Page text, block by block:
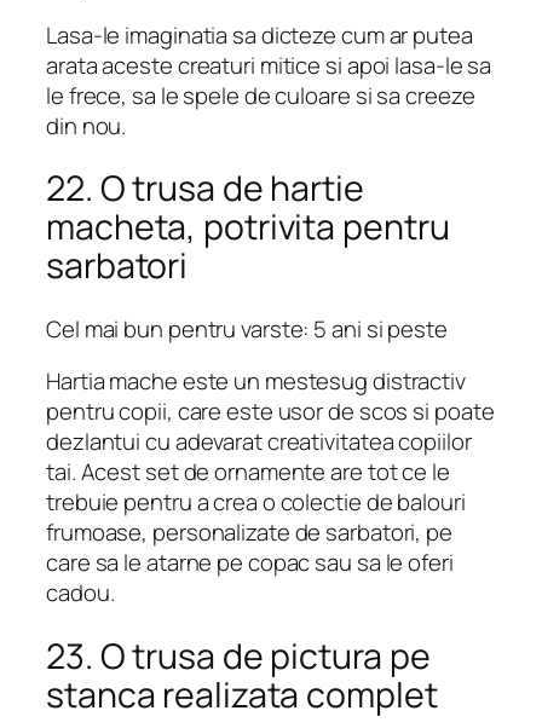
Lasa-le imaginatia sa dicteze cum ar putea
arata aceste creaturi mitice si apoi lasa-le sa
le frece, sa le spele de culoare si sa creeze
din nou.
22. O trusa de hartie
macheta, potrivita pentru
sarbatori
Cel mai bun pentru varste: 5 ani si peste
Hartia mache este un mestesug distractiv
pentru copii, care este usor de scos si poate
dezlantui cu adevarat creativitatea copiilor
tai. Acest set de ornamente are tot ce le
trebuie pentru a crea o colectie de balouri
frumoase, personalizate de sarbatori, pe
care sa le atarne pe copac sau sa le oferi
cadou.
23. O trusa de pictura pe
stanca realizata complet